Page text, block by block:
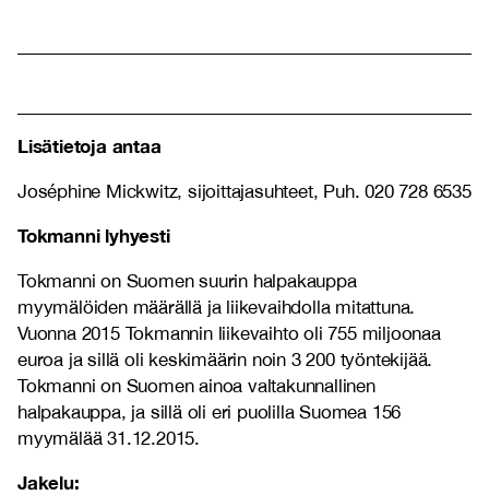
Lisätietoja antaa
Joséphine Mickwitz, sijoittajasuhteet, Puh. 020 728 6535
Tokmanni lyhyesti
Tokmanni on Suomen suurin halpakauppa
myymälöiden määrällä ja liikevaihdolla mitattuna.
Vuonna 2015 Tokmannin liikevaihto oli 755 miljoonaa
euroa ja sillä oli keskimäärin noin 3 200 työntekijää.
Tokmanni on Suomen ainoa valtakunnallinen
halpakauppa, ja sillä oli eri puolilla Suomea 156
myymälää 31.12.2015.
Jakelu: